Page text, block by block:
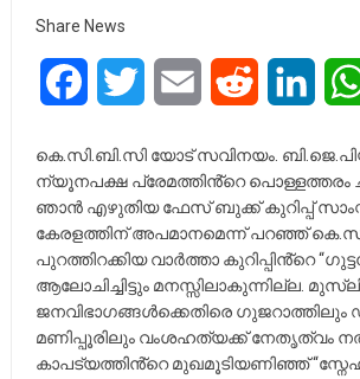
Share News
FacebookTwitter Email Reddit
കെ.സി.ബി.സി യോട് സവിനയം.
ന്യൂനപക്ഷ പ്രേമത്തിൻ്റെ പൊള്ളത്തരം
ഞാൻ എഴുതിയ ഫേസ് ബുക്ക് കുറിപ്പ്
കേരളത്തിന് അപമാനമെന്ന് പറഞ്ഞ്
പുറത്തിറക്കിയ വാർത്താ കുറിപ്പിൻ്റെ
ആലോചിച്ചിട്ടും മനസ്സിലാകുന്നില്ല.
ജനവിഭാഗങ്ങൾക്കെതിരെ
മണിപ്പൂരിലും വംശഹത്യക്ക് നേതൃത്വം
കാപട്യത്തിൻ്റെ മുഖമൂടിയണിഞ്ഞ്